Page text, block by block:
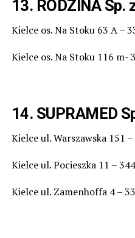
13. RODZINA Sp.
Kielce os. Na Stoku 63 A –
Kielce os. Na Stoku 116 m-
14. SUPRAMED
Kielce ul. Warszawska 151
Kielce ul. Pocieszka 11 –
Kielce ul. Zamenhoffa 4 –